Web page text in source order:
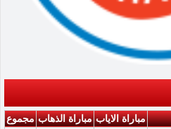
مباراة الاياب مباراة الذهاب مجموع